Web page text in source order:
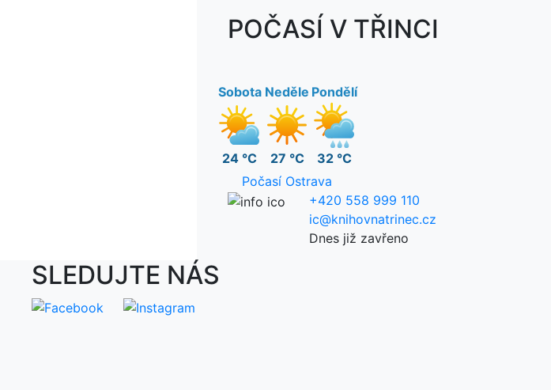
POČASÍ V TŘINCI
Sobota
24 °C
Neděle
27 °C
Pondělí
32 °C
Počasí Ostrava
+420 558 999 110
ic@knihovnatrinec.cz
Dnes již zavřeno
SLEDUJTE NÁS